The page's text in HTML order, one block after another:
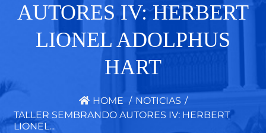
AUTORES IV: HERBERT
LIONEL ADOLPHUS
HART
HOME / NOTICIAS /
TALLER SEMBRANDO AUTORES IV: HERBERT
LIONEL...